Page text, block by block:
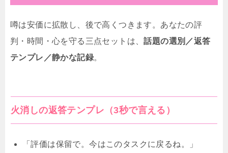
噂は安価に拡散し、後で高くつきます。あなたの評
判・時間・心を守る三点セットは、話題の選別／返答
テンプレ／静かな記録。
火消しの返答テンプレ（3秒で言える）
「評価は保留で。今はこのタスクに戻るね。」